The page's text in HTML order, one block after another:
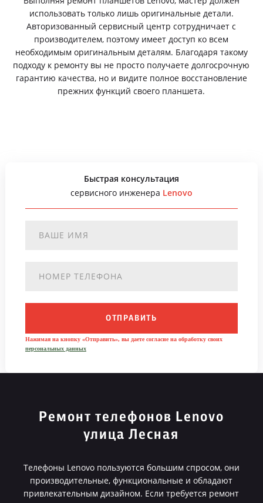
использовать только лишь оригинальные детали.
Авторизованный сервисный центр сотрудничает с
производителем, поэтому имеет доступ ко всем
необходимым оригинальным деталям. Благодаря такому
подходу к ремонту вы не просто получаете долгосрочную
гарантию качества, но и видите полное восстановление
прежних функций своего планшета.
Быстрая консультация
сервисного инженера Lenovo
ОТПРАВИТЬ
Нажимая на кнопку «Отправить», вы даете согласие на обработку своих
персональных данных
Ремонт телефонов Lenovo
улица Лесная
Телефоны Lenovo пользуются большим спросом, они
производительные, функциональные и обладают
привлекательным дизайном. Если требуется ремонт